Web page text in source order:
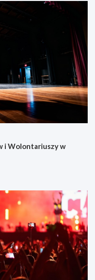
i Wolontariuszy w